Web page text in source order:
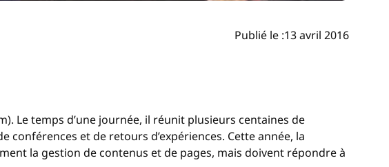
Publié le :13 avril 2016
Le temps d’une journée, il réunit plusieurs centaines de
et de retours d’expériences. Cette année, la
la gestion de contenus et de pages, mais doivent répondre à